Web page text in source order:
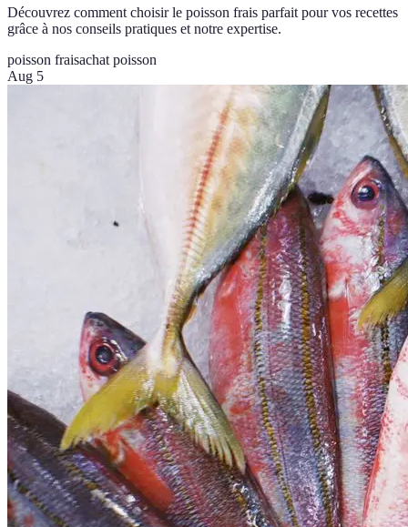
Découvrez comment choisir le poisson frais parfait pour vos recettes
grâce à nos conseils pratiques et notre expertise.
poisson fraisachat poisson
Aug 5